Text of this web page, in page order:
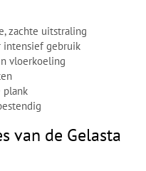
zachte uitstraling
intensief gebruik
vloerkoeling
plank
van de Gelasta